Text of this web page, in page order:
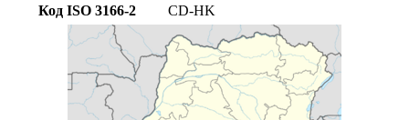
Код ISO 3166-2 CD-HK